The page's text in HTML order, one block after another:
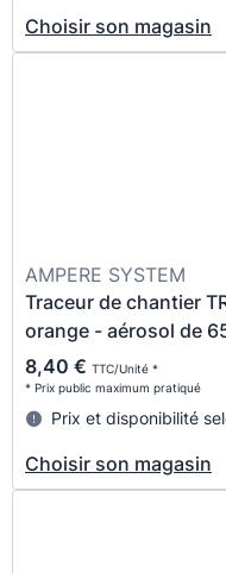
Choisir son magasin
AMPERE SYSTEM
Traceur de chantier
orange - aérosol de
8,40 € TTC/Unité *
* Prix public maximum pratiqué
Prix et disponibilité
Choisir son magasin